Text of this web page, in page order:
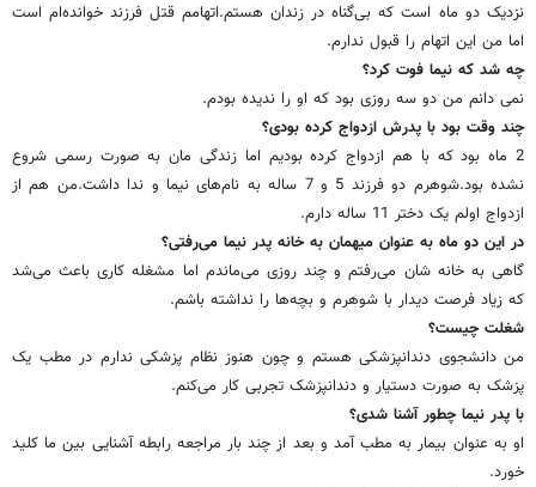
نزدیک دو ماه است که بی‌گناه در زندان هستم.اتهامم قتل فرزند خوانده‌ام است
اما من این اتهام را قبول ندارم.
چه شد که نیما فوت کرد؟
نمی دانم من دو سه روزی بود که او را ندیده بودم.
چند وقت بود با پدرش ازدواج کرده بودی؟
2 ماه بود که با هم ازدواج کرده بودیم اما زندگی مان به صورت رسمی شروع
نشده بود.شوهرم دو فرزند 5 و 7 ساله به نام‌های نیما و ندا داشت.من هم از
ازدواج اولم یک دختر 11 ساله دارم.
در این دو ماه به عنوان میهمان به خانه پدر نیما می‌رفتی؟
گاهی به خانه شان می‌رفتم و چند روزی می‌ماندم اما مشغله کاری باعث می‌شد
که زیاد فرصت دیدار با شوهرم و بچه‌ها را نداشته باشم.
شغلت چیست؟
من دانشجوی دندانپزشکی هستم و چون هنوز نظام پزشکی ندارم در مطب یک
پزشک به صورت دستیار و دندانپزشک تجربی کار می‌کنم.
با پدر نیما چطور آشنا شدی؟
او به عنوان بیمار به مطب آمد و بعد از چند بار مراجعه رابطه آشنایی بین ما کلید
خورد.